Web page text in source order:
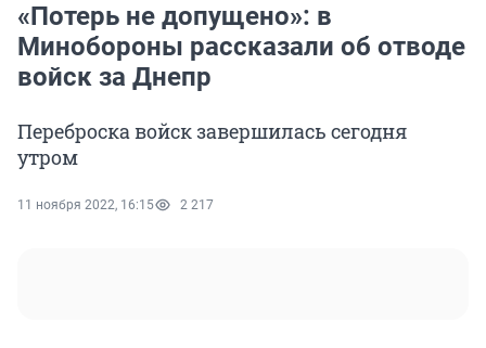
«Потерь не допущено»: в
Минобороны рассказали об отводе
войск за Днепр
Переброска войск завершилась сегодня
утром
11 ноября 2022, 16:15 2 217